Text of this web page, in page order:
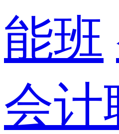
能班
会计